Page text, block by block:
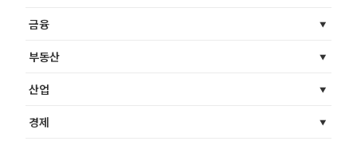
금융
부동산
산업
경제